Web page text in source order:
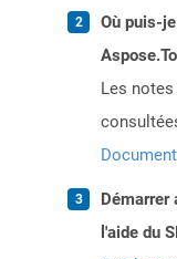
Où puis-
Les
Démarrer
l'aide du